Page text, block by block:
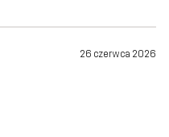
26 czerwca 2026